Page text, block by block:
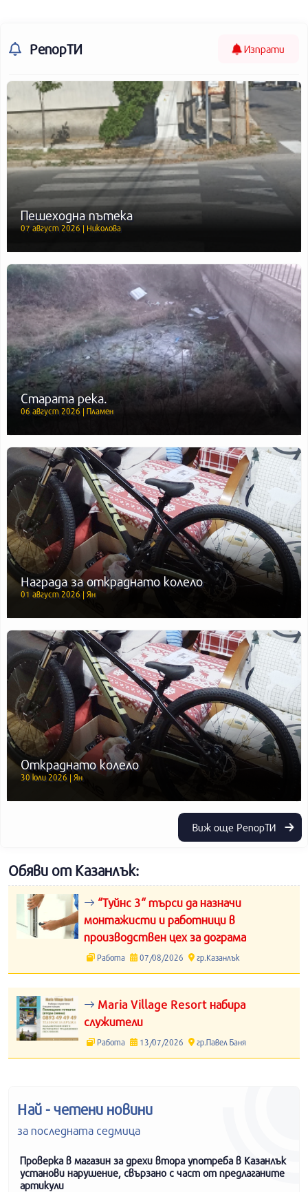
РепорТИ Изпрати
Пешеходна пътека
07 август 2026 | Николова
Старата река.
06 август 2026 | Пламен
Награда за откраднато колело
01 август 2026 | Ян
Откраднато колело
30 юли 2026 | Ян
Виж още РепорТИ
Обяви от Казанлък:
“Туйнс 3“ търси да назначи
монтажисти и работници в
производствен цех за дограма
Работа 07/08/2026 гр.Казанлък
Maria Village Resort набира
служители
Работа 13/07/2026 гр.Павел Баня
Най - четени новини
за последната седмица
Проверка в магазин за дрехи втора употреба в Казанлък
установи нарушение, свързано с част от предлаганите
артикули